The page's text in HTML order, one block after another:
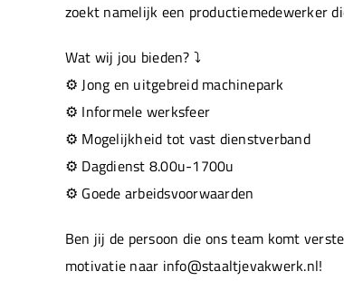
zoekt namelijk een productiemedewerker
Wat wij jou bieden? ⤵️
⚙️ Jong en uitgebreid machinepark
⚙️ Informele werksfeer
⚙️ Mogelijkheid tot vast dienstverband
⚙️ Dagdienst 8.00u-1700u
⚙️ Goede arbeidsvoorwaarden
Ben jij de persoon die ons team komt
motivatie naar info@staaltjevakwerk.nl!